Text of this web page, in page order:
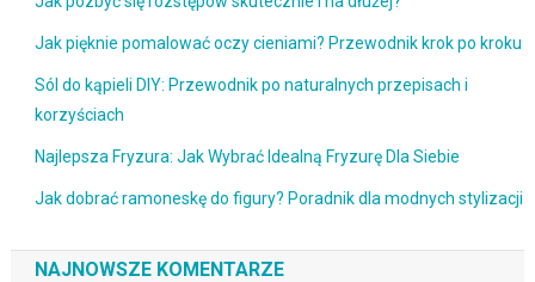
Jak pięknie pomalować oczy cieniami? Przewodnik krok po kroku
Sól do kąpieli DIY: Przewodnik po naturalnych przepisach i
korzyściach
Najlepsza Fryzura: Jak Wybrać Idealną Fryzurę Dla Siebie
Jak dobrać ramoneskę do figury? Poradnik dla modnych stylizacji
NAJNOWSZE KOMENTARZE